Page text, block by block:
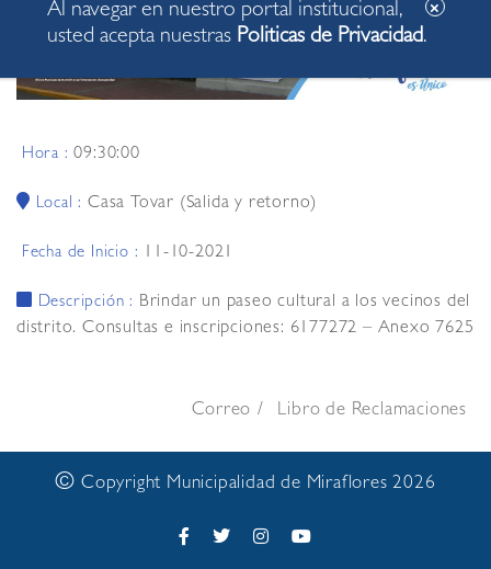
Hora :09:30:00
Local :Casa Tovar (Salida y retorno)
Fecha de Inicio : 11-10-2021
Descripción : Brindar un paseo cultural a los vecinos del
distrito. Consultas e inscripciones: 6177272 – Anexo 7625
Correo Libro de Reclamaciones
© Copyright Municipalidad de Miraflores 2026
Al navegar en nuestro portal institucional,
usted acepta nuestras Politicas de Privacidad.